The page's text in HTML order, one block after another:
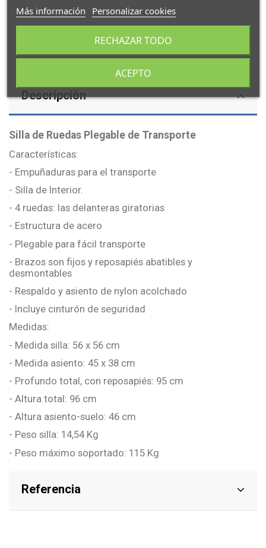
Descripción
Silla de Ruedas Plegable de Transporte
Características:
- Empuñaduras para el transporte
- Silla de Interior.
- 4 ruedas: las delanteras giratorias
- Estructura de acero
- Plegable para fácil transporte
- Brazos son fijos y reposapiés abatibles y
desmontables
- Respaldo y asiento de nylon acolchado
- Incluye cinturón de seguridad
Medidas:
- Medida silla: 56 x 56 cm
- Medida asiento: 45 x 38 cm
- Profundo total, con reposapiés: 95 cm
- Altura total: 96 cm
- Altura asiento-suelo: 46 cm
- Peso silla: 14,54 Kg
- Peso máximo soportado: 115 Kg
Referencia
Más información Personalizar cookies
RECHAZAR TODO
ACEPTO